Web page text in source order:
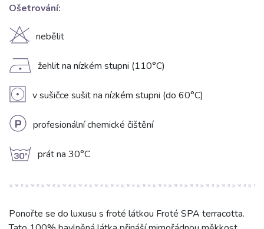
Ošetrování:
H nebělit
D žehlit na nízkém stupni (110°C)
V v sušičce sušit na nízkém stupni (do 60°C)
L profesionální chemické čištění
g prát na 30°C
Ponořte se do luxusu s froté látkou Froté SPA terracotta.